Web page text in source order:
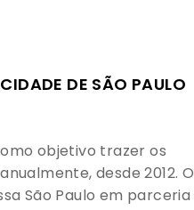
DE SÃO PAULO
objetivo trazer os
desde 2012. O
São Paulo em parceria